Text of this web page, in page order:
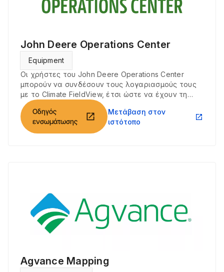
John Deere Operations Center
Equipment
Οι χρήστες του John Deere Operations Center
μπορούν να συνδέσουν τους λογαριασμούς τους
με το Climate FieldView, έτσι ώστε να έχουν τη
δυνατότητα να εξάγουν προγράμματα του Script
Creator από το Climate FieldView στο John Deere
Operations Center.
Οδηγός
ενσωμάτωσης
open_in_new
Μετάβαση στον
ιστότοπο
open_in_new
Agvance Mapping